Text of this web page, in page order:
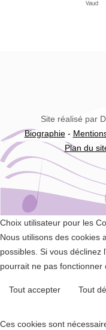
Site réalisé par
Biographie-
Plan du
Choix utilisateur pour les
Nous utilisons des cookies
possibles. Si vous déclinez
pourrait ne pas fonctionner
Tout accepter Tout
Ces cookies sont